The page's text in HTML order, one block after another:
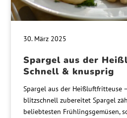
30. März 2025
Spargel aus der
Schnell & knusprig
Spargel aus der Heißluftfritteuse
blitzschnell zubereitet Spargel
beliebtesten Frühlingsgemüsen,